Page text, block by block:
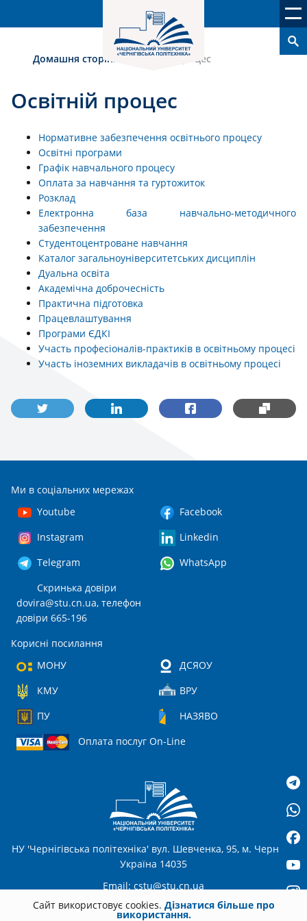
Домашня сторінка›Освітній процес
Освітній процес
Нормативне забезпечення освітнього процесу
Освітні програми
Графік навчального процесу
Оплата за навчання та гуртожиток
Розклад
Електронна база навчально-методичного
забезпечення
Студентоцентроване навчання
Каталог загальноуніверситетських дисциплін
Дуальна освіта
Академічна доброчесність
Практична підготовка
Працевлаштування
Програми ЄДКІ
Участь професіоналів-практиків в освітньому процесі
Участь іноземних викладачів в освітньому процесі
Ми в соціальних мережах
Youtube
Facebook
Instagram
Linkedin
Telegram
WhatsApp
Скринька довіри
dovira@stu.cn.ua, телефон
довіри 665-196
Корисні посилання
МОНУ
ДСЯОУ
КМУ
ВРУ
ПУ
НАЗЯВО
Оплата послуг On-Line
НУ 'Чернігівська політехніка' вул. Шевченка, 95, м. Чернігів,
Україна 14035
Email: cstu@stu.cn.ua
Сайт використовує cookies. Дізнатися більше про
використання.